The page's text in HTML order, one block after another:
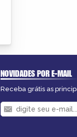
NOVIDADES POR E-MAIL
Receba grátis as